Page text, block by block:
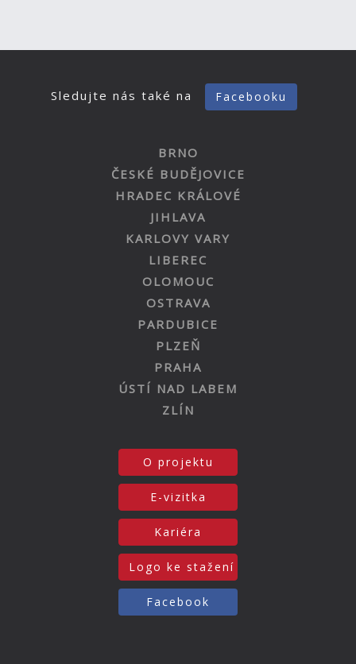
Sledujte nás také na Facebooku
BRNO
ČESKÉ BUDĚJOVICE
HRADEC KRÁLOVÉ
JIHLAVA
KARLOVY VARY
LIBEREC
OLOMOUC
OSTRAVA
PARDUBICE
PLZEŇ
PRAHA
ÚSTÍ NAD LABEM
ZLÍN
O projektu
E-vizitka
Kariéra
Logo ke stažení
Facebook